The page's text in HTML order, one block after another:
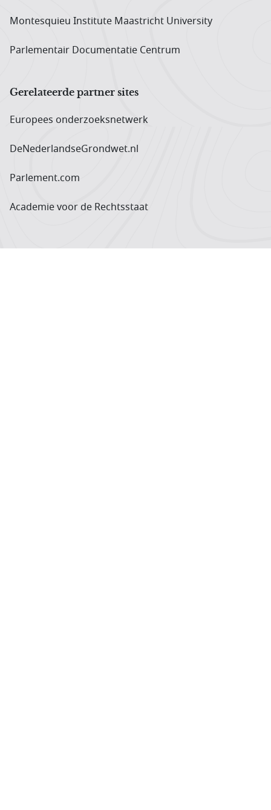
Montesquieu Institute Maastricht University
Parlementair Documentatie Centrum
Gerelateerde partner sites
Europees onderzoeks­netwerk
DeNederlandseGrondwet.nl
Parlement.com
Academie voor de Rechtsstaat